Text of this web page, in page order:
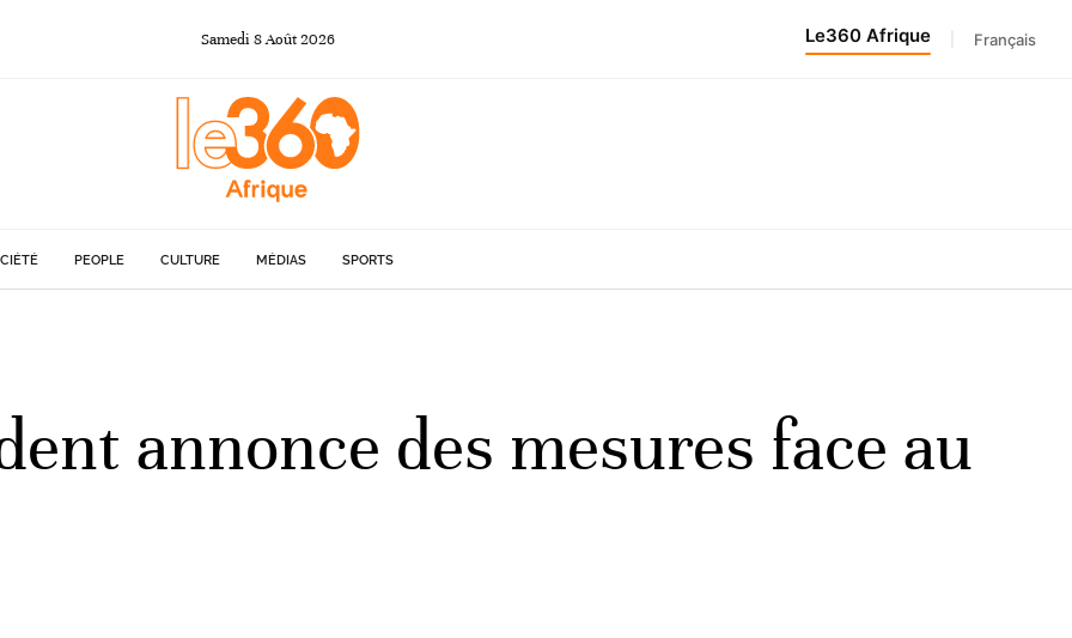
Samedi 8Août2026 Le360 Afrique Français
PEOPLE CULTURE MÉDIAS SPORTS
annonce des mesures face au